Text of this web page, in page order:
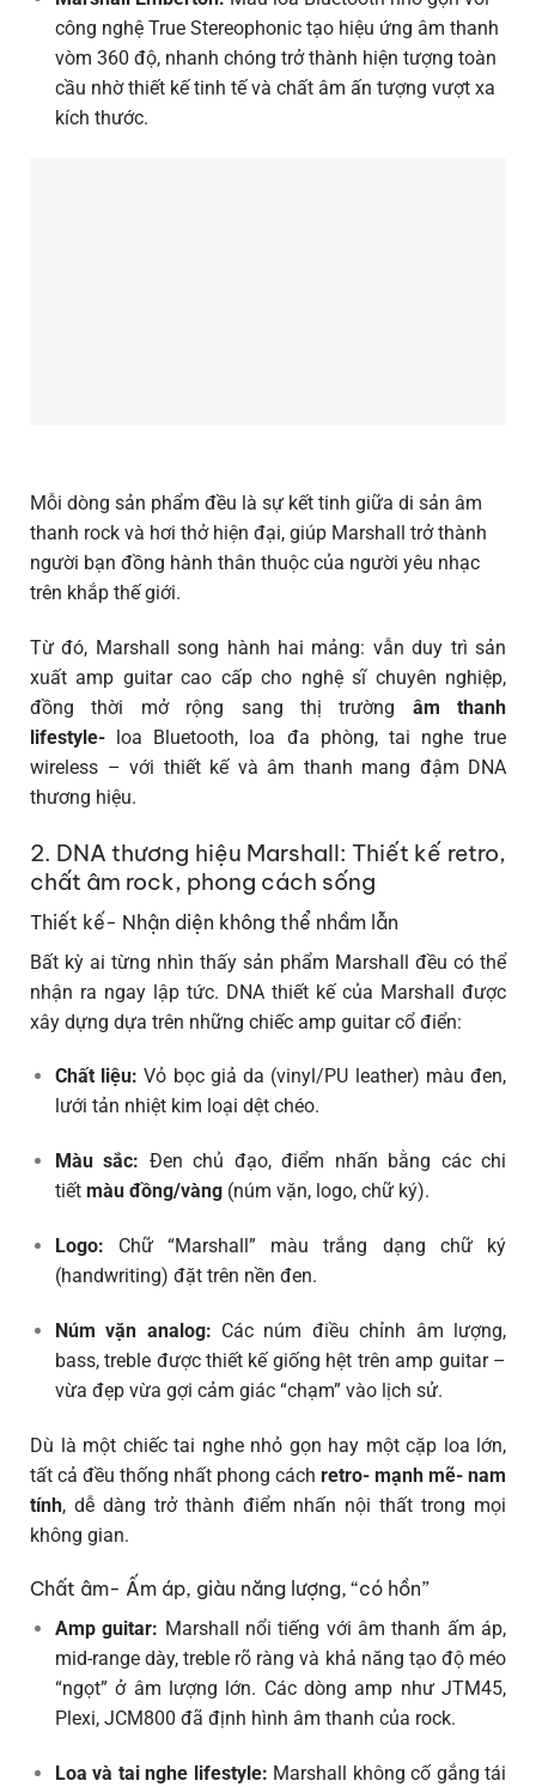
công nghệ True Stereophonic tạo hiệu ứng âm thanh
vòm 360 độ, nhanh chóng trở thành hiện tượng toàn
cầu nhờ thiết kế tinh tế và chất âm ấn tượng vượt xa
kích thước.
Mỗi dòng sản phẩm đều là sự kết tinh giữa di sản âm
thanh rock và hơi thở hiện đại, giúp Marshall trở thành
người bạn đồng hành thân thuộc của người yêu nhạc
trên khắp thế giới.
Từ đó, Marshall song hành hai mảng: vẫn duy trì sản
xuất amp guitar cao cấp cho nghệ sĩ chuyên nghiệp,
đồng thời mở rộng sang thị trường âm thanh
lifestyle- loa Bluetooth, loa đa phòng, tai nghe true
wireless – với thiết kế và âm thanh mang đậm DNA
thương hiệu.
2. DNA thương hiệu Marshall: Thiết kế retro,
chất âm rock, phong cách sống
Thiết kế- Nhận diện không thể nhầm lẫn
Bất kỳ ai từng nhìn thấy sản phẩm Marshall đều có thể
nhận ra ngay lập tức. DNA thiết kế của Marshall được
xây dựng dựa trên những chiếc amp guitar cổ điển:
Chất liệu: Vỏ bọc giả da (vinyl/PU leather) màu đen,
lưới tản nhiệt kim loại dệt chéo.
Màu sắc: Đen chủ đạo, điểm nhấn bằng các chi
tiết màu đồng/vàng(núm vặn, logo, chữ ký).
Logo: Chữ “Marshall” màu trắng dạng chữ ký
(handwriting) đặt trên nền đen.
Núm vặn analog: Các núm điều chỉnh âm lượng,
bass, treble được thiết kế giống hệt trên amp guitar –
vừa đẹp vừa gợi cảm giác “chạm” vào lịch sử.
Dù là một chiếc tai nghe nhỏ gọn hay một cặp loa lớn,
tất cả đều thống nhất phong cách retro- mạnh mẽ- nam
tính, dễ dàng trở thành điểm nhấn nội thất trong mọi
không gian.
Chất âm- Ấm áp, giàu năng lượng, “có hồn”
Amp guitar: Marshall nổi tiếng với âm thanh ấm áp,
mid-range dày, treble rõ ràng và khả năng tạo độ méo
“ngọt” ở âm lượng lớn. Các dòng amp như JTM45,
Plexi, JCM800 đã định hình âm thanh của rock.
Loa và tai nghe lifestyle: Marshall không cố gắng tái